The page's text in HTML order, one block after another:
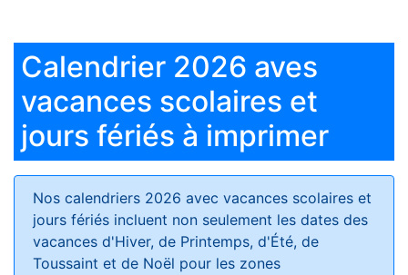
Calendrier 2026 aves
vacances scolaires et
jours fériés à imprimer
Nos calendriers 2026 avec vacances scolaires et
jours fériés incluent non seulement les dates des
vacances d'Hiver, de Printemps, d'Été, de
Toussaint et de Noël pour les zones